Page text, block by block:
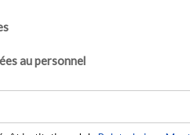
au personnel